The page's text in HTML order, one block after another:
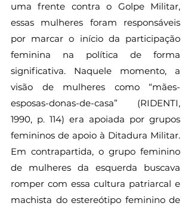
uma frente contra o Golpe Militar,
essas mulheres foram responsáveis
por marcar o início da participação
feminina na política de forma
significativa. Naquele momento, a
visão de mulheres como “mães-
esposas-donas-de-casa” (RIDENTI,
1990, p. 114) era apoiada por grupos
femininos de apoio à Ditadura Militar.
Em contrapartida, o grupo feminino
de mulheres da esquerda buscava
romper com essa cultura patriarcal e
machista do estereótipo feminino de